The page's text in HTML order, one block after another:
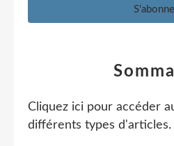
Cliquez ici pour accéder
différents types d'articles.